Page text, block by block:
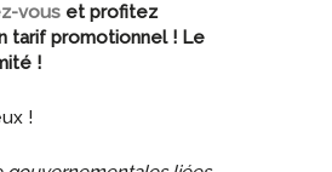
vous et profitez
tarif promotionnel ! Le
!
!